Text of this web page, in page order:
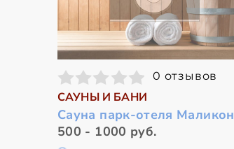
0 отзывов
САУНЫ И БАНИ
Сауна парк-отеля Маликон
500 - 1000 руб.